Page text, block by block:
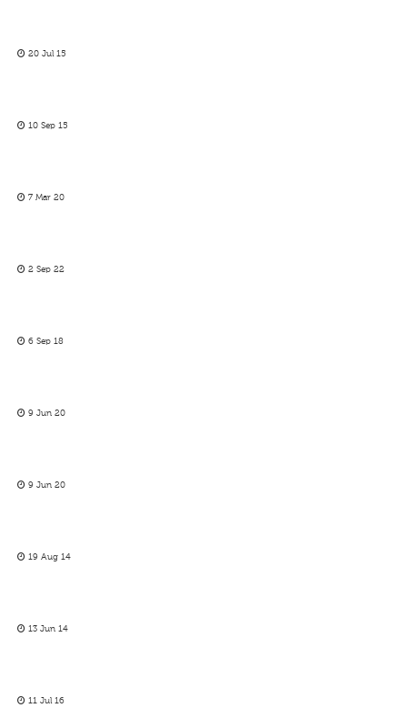
20 Jul 15
10 Sep 15
7 Mar 20
2 Sep 22
6 Sep 18
9 Jun 20
9 Jun 20
19 Aug 14
13 Jun 14
11 Jul 16